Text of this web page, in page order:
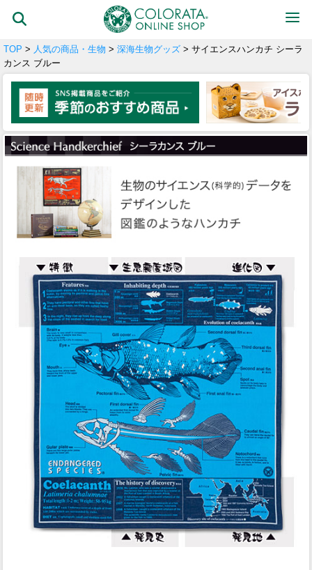
TOP > 人気の商品・生物 > 深海生物グッズ > サイエンスハンカチ シーラ
カンス ブルー